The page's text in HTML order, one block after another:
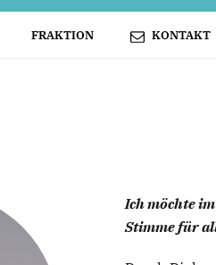
FRAKTION KONTAKT
Ich möchte
Stimme für